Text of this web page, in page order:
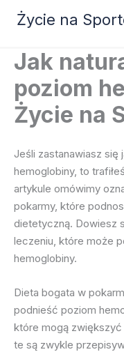
Przejdź
Życie na
Jak
poziom
Życie na
Jeśli zastanawiasz się
hemoglobiny, to
artykule omówimy
pokarmy, które
dietetyczną. Dowiesz
leczeniu, które może
hemoglobiny.
Dieta bogata w
podnieść poziom
które mogą
te są zwykle